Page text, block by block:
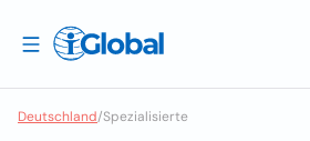
Deutschland/Spezialisierte